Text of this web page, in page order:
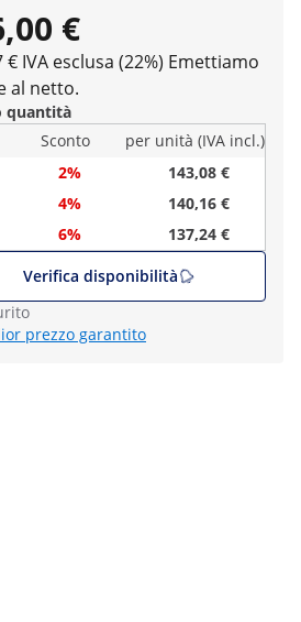
€
€ IVA esclusa (22%) Emettiamo
al netto.
quantità
Sconto
per unità (IVA incl.)
2%
143,08 €
4%
140,16 €
6%
137,24 €
Verifica disponibilità
prezzo garantito